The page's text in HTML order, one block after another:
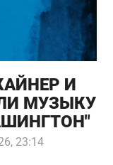
И
МУЗЫКУ
23:14